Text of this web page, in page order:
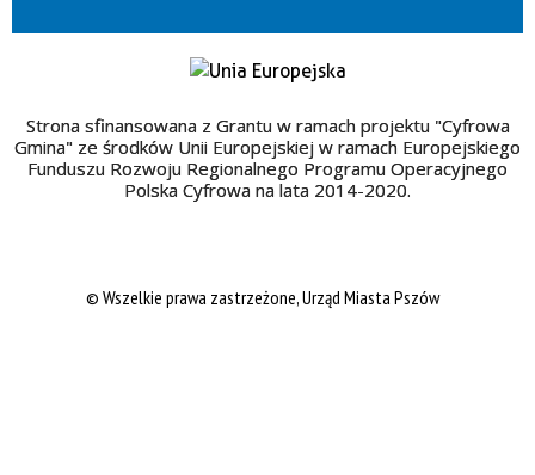
Strona sfinansowana z Grantu w ramach projektu "Cyfrowa
Gmina" ze środków Unii Europejskiej w ramach Europejskiego
Funduszu Rozwoju Regionalnego Programu Operacyjnego
Polska Cyfrowa na lata 2014-2020.
© Wszelkie prawa zastrzeżone, Urząd Miasta Pszów